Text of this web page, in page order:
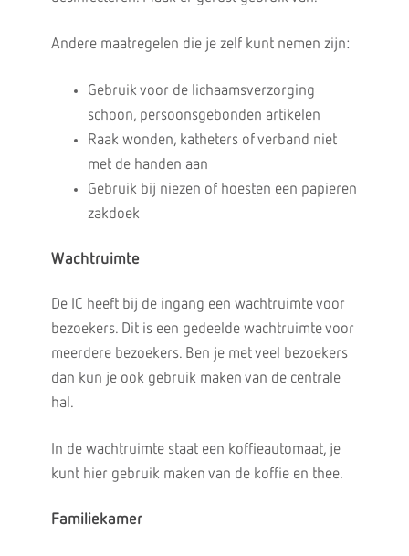
Andere maatregelen die je zelf kunt nemen zijn:
Gebruik voor de lichaamsverzorging
schoon, persoonsgebonden artikelen
Raak wonden, katheters of verband niet
met de handen aan
Gebruik bij niezen of hoesten een papieren
zakdoek
Wachtruimte
De IC heeft bij de ingang een wachtruimte voor
bezoekers. Dit is een gedeelde wachtruimte voor
meerdere bezoekers. Ben je met veel bezoekers
dan kun je ook gebruik maken van de centrale
hal.
In de wachtruimte staat een koffieautomaat, je
kunt hier gebruik maken van de koffie en thee.
Familiekamer